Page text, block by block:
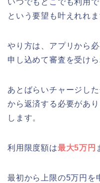
いつでもどこでも利用
という要望も叶えれれま
やり方は、アプリから
申し込めて審査を受け
あとばらいチャージし
から返済する必要があ
します。
利用限度額は最大5万円
最初から上限の5万円を